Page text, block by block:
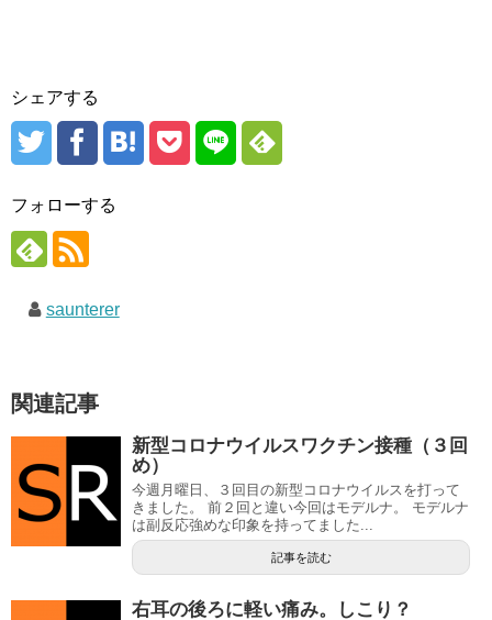
シェアする
フォローする
saunterer
関連記事
新型コロナウイルスワクチン接種（３回
め）
今週月曜日、３回目の新型コロナウイルスを打って
きました。 前２回と違い今回はモデルナ。 モデルナ
は副反応強めな印象を持ってました...
記事を読む
右耳の後ろに軽い痛み。しこり？